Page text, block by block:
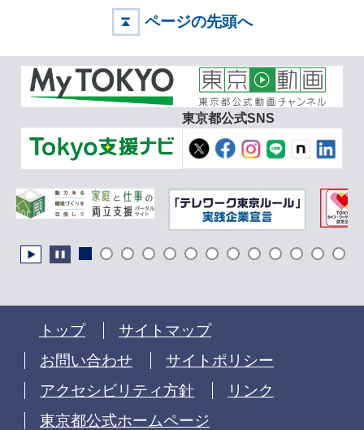
ページの先頭へ
東京都公式SNS
トップ
サイトマップ
お問い合わせ
サイトポリシー
アクセシビリティ方針
リンク
東京都公式ホームページ